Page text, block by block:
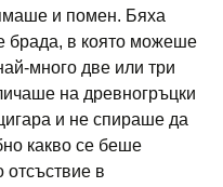
и помен. Бяха
брада, в която можеше
много две или три
на древногръцки
и не спираше да
какво се беше
отсъствие в